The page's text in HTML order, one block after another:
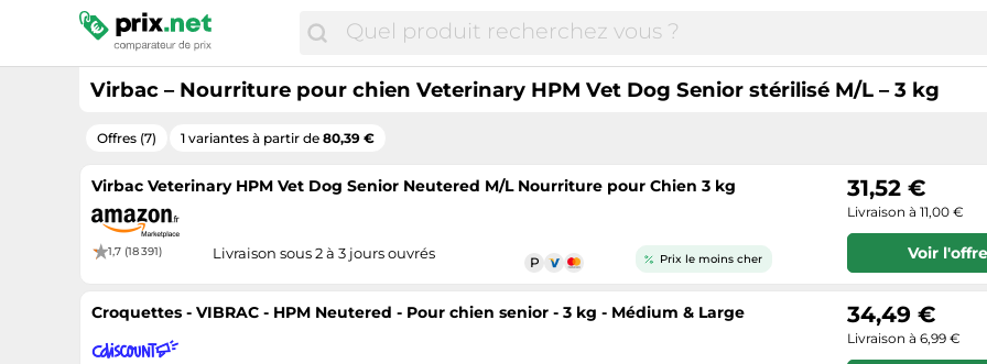
Virbac – Nourriture pour chien Veterinary HPM Vet Dog Senior stérilisé M/L – 3 kg
Offres (7) 1 variantes à partir de 80,39 €
Virbac Veterinary HPM Vet Dog Senior Neutered M/L Nourriture pour Chien 3 kg
1,7 (18 391)
Prix le moins cher
Livraison sous 2 à 3 jours ouvrés
31,52 €
Livraison à 11,00 €
Voir l'offre
Croquettes - VIBRAC - HPM Neutered - Pour chien senior - 3 kg - Médium & Large 34,49 €
Livraison à 6,99 €